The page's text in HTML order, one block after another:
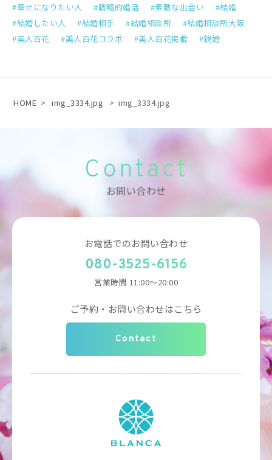
幸せになりたい人
戦略的婚活 素敵な出会い
結婚
結婚したい人
結婚相手 結婚相談所
結婚相談所大阪
美人百花
美人百花コラボ 美人百花掲載 親婚
HOME > img_3334.jpg > img_3334.jpg
Contact
お問い合わせ
お電話でのお問い合わせ
080-3525-6156
営業時間 11:00～20:00
ご予約・お問い合わせはこちら
Contact